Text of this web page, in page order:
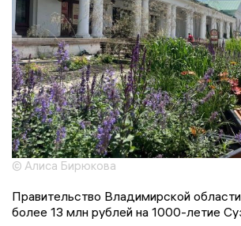
© Алиса Бирюкова
Правительство Владимирской
более 13 млн рублей на 1000-летие